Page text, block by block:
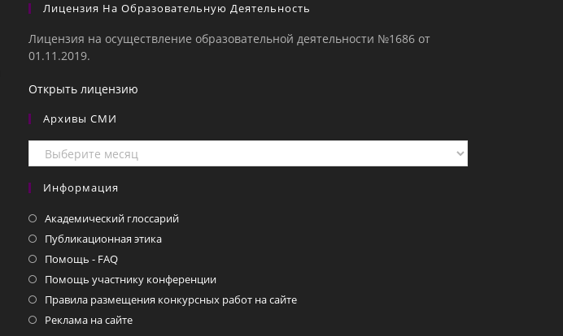
Лицензия На Образовательную Деятельность
Лицензия на осуществление образовательной деятельности №1686 от
01.11.2019.
Открыть лицензию
Архивы СМИ
Архивы
СМИ
Информация
Академический глоссарий
Публикационная этика
Помощь - FAQ
Помощь участнику конференции
Правила размещения конкурсных работ на сайте
Реклама на сайте